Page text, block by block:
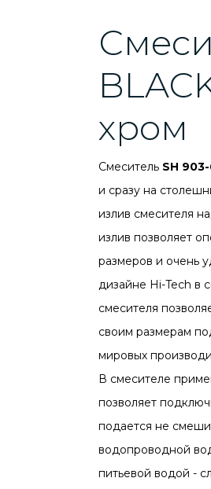
хром
Смеситель SH
и сразу на
излив смесителя
излив позволяет
размеров и очень
дизайне Hi-Tech в
смесителя
своим размерам
мировых
В смесителе
позволяет
подается не
водопроводной
питьевой водой -